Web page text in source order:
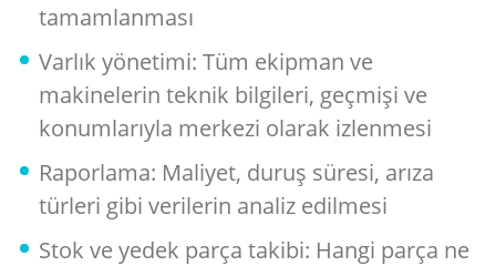
tamamlanması
Varlık yönetimi: Tüm ekipman ve
makinelerin teknik bilgileri, geçmişi ve
konumlarıyla merkezi olarak izlenmesi
Raporlama: Maliyet, duruş süresi, arıza
türleri gibi verilerin analiz edilmesi
Stok ve yedek parça takibi: Hangi parça ne